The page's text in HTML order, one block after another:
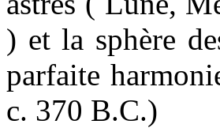
) et la sphère
parfaite
c. 370 B.C.)